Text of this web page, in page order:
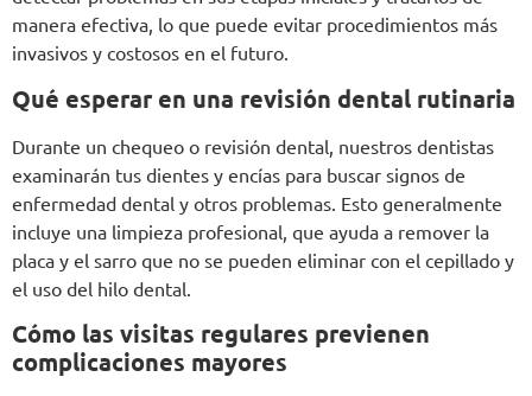
manera efectiva, lo que puede evitar procedimientos más
invasivos y costosos en el futuro.
Qué esperar en una revisión dental rutinaria
Durante un chequeo o revisión dental, nuestros dentistas
examinarán tus dientes y encías para buscar signos de
enfermedad dental y otros problemas. Esto generalmente
incluye una limpieza profesional, que ayuda a remover la
placa y el sarro que no se pueden eliminar con el cepillado y
el uso del hilo dental.
Cómo las visitas regulares previenen
complicaciones mayores